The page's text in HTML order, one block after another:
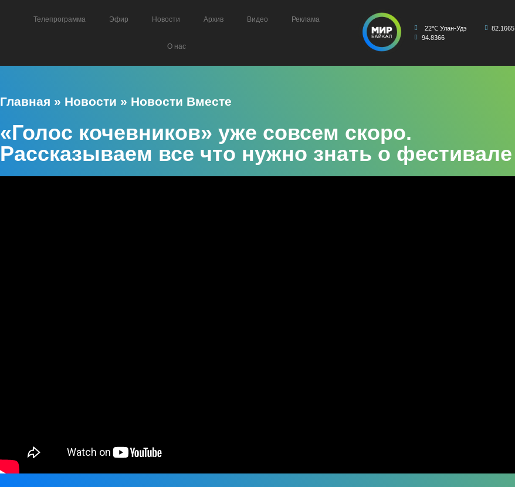
Телепрограмма Эфир Новости Архив Видео Реклама
О нас
22℃ Улан-Удэ
82.1665
94.8366
Главная » Новости » Новости Вместе
«Голос кочевников» уже совсем скоро.
Рассказываем все что нужно знать о фестивале